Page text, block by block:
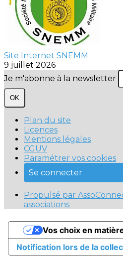
Site Internet SNEMM
9 juillet 2026
Je m'abonne à la newsletter
OK
Plan du site
Licences
Mentions légales
CGUV
Paramétrer vos cookies
Se connecter
Propulsé par
associations
Notification lors de la
Vos choix en